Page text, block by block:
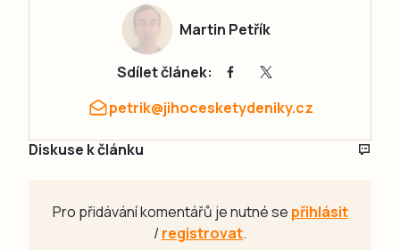
Martin Petřík
Sdílet článek:
petrik@jihocesketydeniky.cz
Diskuse k článku
Pro přidávání komentářů je nutné se přihlásit
/registrovat.